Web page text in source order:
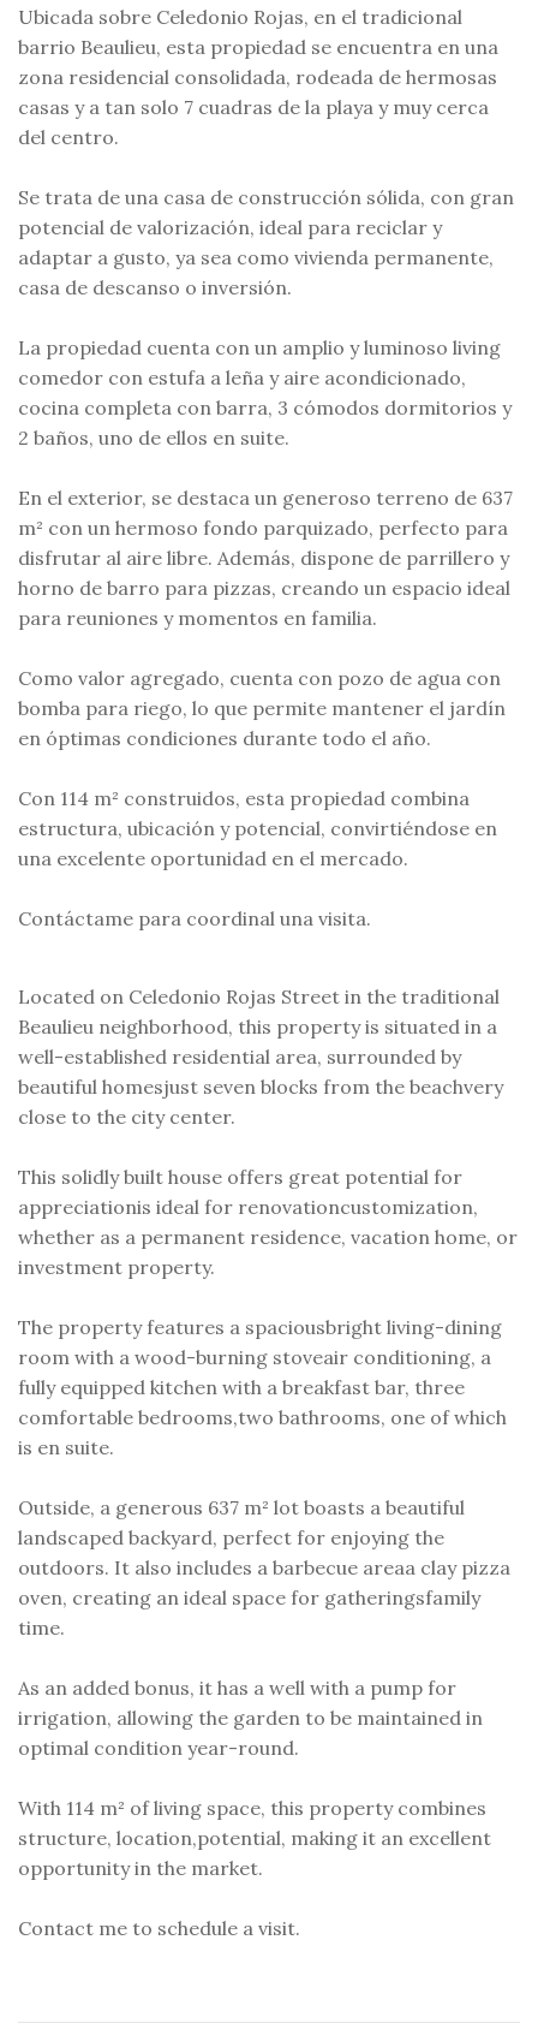
Ubicada sobre Celedonio Rojas, en el tradicional
barrio Beaulieu, esta propiedad se encuentra en una
zona residencial consolidada, rodeada de hermosas
casas y a tan solo 7 cuadras de la playa y muy cerca
del centro.
Se trata de una casa de construcción sólida, con gran
potencial de valorización, ideal para reciclar y
adaptar a gusto, ya sea como vivienda permanente,
casa de descanso o inversión.
La propiedad cuenta con un amplio y luminoso living
comedor con estufa a leña y aire acondicionado,
cocina completa con barra, 3 cómodos dormitorios y
2 baños, uno de ellos en suite.
En el exterior, se destaca un generoso terreno de 637
m² con un hermoso fondo parquizado, perfecto para
disfrutar al aire libre. Además, dispone de parrillero y
horno de barro para pizzas, creando un espacio ideal
para reuniones y momentos en familia.
Como valor agregado, cuenta con pozo de agua con
bomba para riego, lo que permite mantener el jardín
en óptimas condiciones durante todo el año.
Con 114 m² construidos, esta propiedad combina
estructura, ubicación y potencial, convirtiéndose en
una excelente oportunidad en el mercado.
Contáctame para coordinal una visita.
Located on Celedonio Rojas Street in the traditional
Beaulieu neighborhood, this property is situated in a
well-established residential area, surrounded by
beautiful homesjust seven blocks from the beachvery
close to the city center.
This solidly built house offers great potential for
appreciationis ideal for renovationcustomization,
whether as a permanent residence, vacation home, or
investment property.
The property features a spaciousbright living-dining
room with a wood-burning stoveair conditioning, a
fully equipped kitchen with a breakfast bar, three
comfortable bedrooms,two bathrooms, one of which
is en suite.
Outside, a generous 637 m² lot boasts a beautiful
landscaped backyard, perfect for enjoying the
outdoors. It also includes a barbecue areaa clay pizza
oven, creating an ideal space for gatheringsfamily
time.
As an added bonus, it has a well with a pump for
irrigation, allowing the garden to be maintained in
optimal condition year-round.
With 114 m² of living space, this property combines
structure, location,potential, making it an excellent
opportunity in the market.
Contact me to schedule a visit.